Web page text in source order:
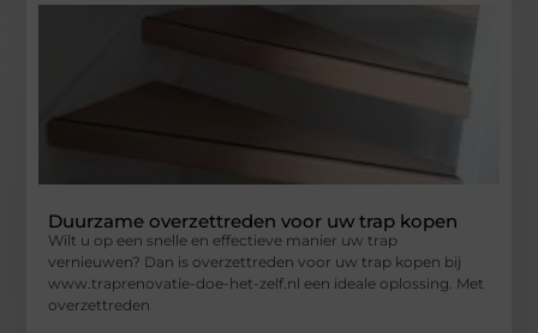
Duurzame overzettreden voor uw trap kopen
Wilt u op een snelle en effectieve manier uw trap
vernieuwen? Dan is overzettreden voor uw trap kopen bij
www.traprenovatie-doe-het-zelf.nl een ideale oplossing. Met
overzettreden